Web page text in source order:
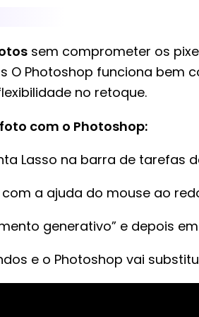
sem comprometer os
O Photoshop funciona bem
no retoque.
com o Photoshop:
Lasso na barra de tarefas
a ajuda do mouse ao
generativo” e depois em
e o Photoshop vai